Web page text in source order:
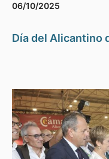
06/10/2025
Día del Alicantino